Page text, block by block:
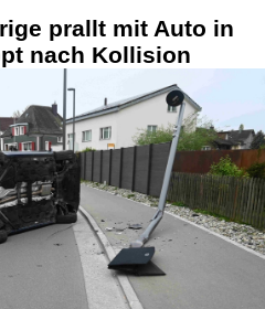
prallt mit Auto in
nach Kollision